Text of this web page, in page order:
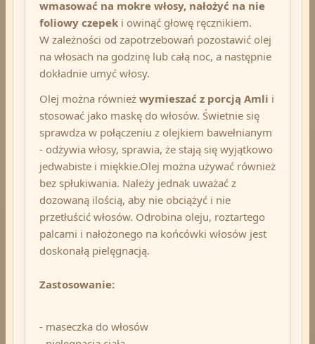
wmasować na mokre włosy, nałożyć na nie
foliowy czepek i owinąć głowę ręcznikiem.
W zależności od zapotrzebowań pozostawić olej
na włosach na godzinę lub całą noc, a następnie
dokładnie umyć włosy.
Olej można również wymieszać z porcją Amli i
stosować jako maskę do włosów. Świetnie się
sprawdza w połączeniu z olejkiem bawełnianym
- odżywia włosy, sprawia, że stają się wyjątkowo
jedwabiste i miękkie.Olej można używać również
bez spłukiwania. Należy jednak uważać z
dozowaną ilością, aby nie obciążyć i nie
przetłuścić włosów. Odrobina oleju, roztartego
palcami i nałożonego na końcówki włosów jest
doskonałą pielęgnacją.
Zastosowanie:
- maseczka do włosów